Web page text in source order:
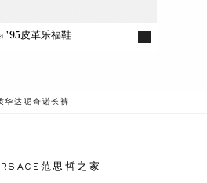
'95皮革乐福鞋
华达呢奇诺长裤
范思哲之家